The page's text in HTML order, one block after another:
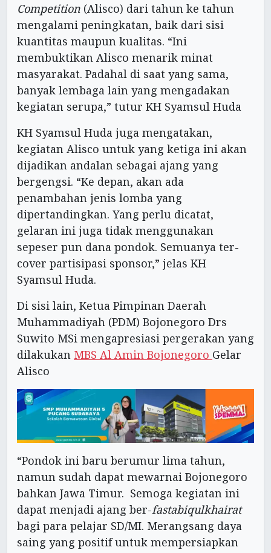
Competition (Alisco) dari tahun ke tahun
mengalami peningkatan, baik dari sisi
kuantitas maupun kualitas. “Ini
membuktikan Alisco menarik minat
masyarakat. Padahal di saat yang sama,
banyak lembaga lain yang mengadakan
kegiatan serupa,” tutur KH Syamsul Huda
KH Syamsul Huda juga mengatakan,
kegiatan Alisco untuk yang ketiga ini akan
dijadikan andalan sebagai ajang yang
bergengsi. “Ke depan, akan ada
penambahan jenis lomba yang
dipertandingkan. Yang perlu dicatat,
gelaran ini juga tidak menggunakan
sepeser pun dana pondok. Semuanya ter-
cover partisipasi sponsor,” jelas KH
Syamsul Huda.
Di sisi lain, Ketua Pimpinan Daerah
Muhammadiyah (PDM) Bojonegoro Drs
Suwito MSi mengapresiasi pergerakan yang
dilakukan MBS Al Amin Bojonegoro Gelar
Alisco
“Pondok ini baru berumur lima tahun,
namun sudah dapat mewarnai Bojonegoro
bahkan Jawa Timur. Semoga kegiatan ini
dapat menjadi ajang ber-fastabiqulkhairat
bagi para pelajar SD/MI. Merangsang daya
saing yang positif untuk mempersiapkan